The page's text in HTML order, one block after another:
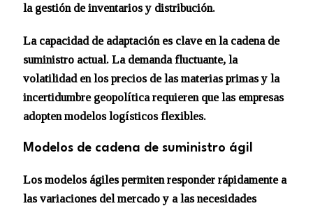
la gestión de inventarios y distribución.
La capacidad de adaptación es clave en la cadena de
suministro actual. La demanda fluctuante, la
volatilidad en los precios de las materias primas y la
incertidumbre geopolítica requieren que las empresas
adopten modelos logísticos flexibles.
Modelos de cadena de suministro ágil
Los modelos ágiles permiten responder rápidamente a
las variaciones del mercado y a las necesidades